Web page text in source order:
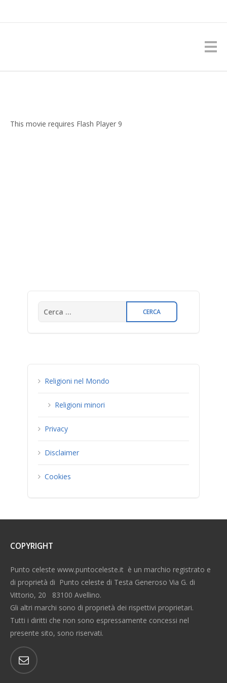
This movie requires Flash Player 9
Religioni nel Mondo
Religioni minori
Privacy
Disclaimer
Cookies
COPYRIGHT
Punto celeste www.puntoceleste.it è un marchio registrato e
di proprietà di Punto celeste di Testa Generoso Via G. di
Vittorio, 20 83100 Avellino.
Gli altri marchi sono di proprietà dei rispettivi proprietari.
Tutti i diritti che non sono espressamente concessi nel
presente sito, sono riservati.